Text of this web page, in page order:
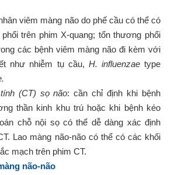
viêm màng não do phế cầu có thể có
trên phim X-quang; tổn thương phổi
các bệnh viêm màng não đi kèm với
như nhiễm tụ cầu, H. influenzaetype
(CT) sọ não: cần chỉ định khi bệnh
thần kinh khu trú hoặc khi bệnh kéo
chỗ nội sọ có thể dễ dàng xác định
Lao màng não-não có thể có các khối
mạch trên phim CT.
não-não